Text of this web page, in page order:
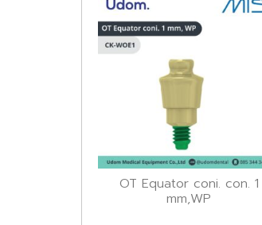
OT Equator coni. con. 1
mm,WP